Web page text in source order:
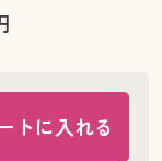
トに入れる